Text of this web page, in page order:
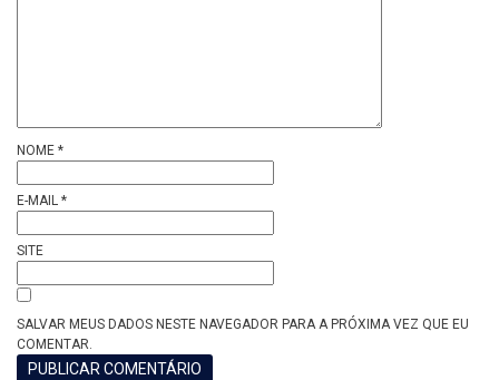
NOME *
E-MAIL *
SITE
SALVAR MEUS DADOS NESTE NAVEGADOR PARA A PRÓXIMA VEZ QUE EU
COMENTAR.